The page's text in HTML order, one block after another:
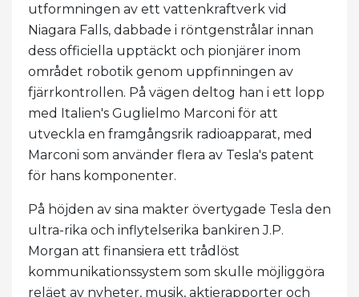
utformningen av ett vattenkraftverk vid
Niagara Falls, dabbade i röntgenstrålar innan
dess officiella upptäckt och pionjärer inom
området robotik genom uppfinningen av
fjärrkontrollen. På vägen deltog han i ett lopp
med Italien's Guglielmo Marconi för att
utveckla en framgångsrik radioapparat, med
Marconi som använder flera av Tesla's patent
för hans komponenter.
På höjden av sina makter övertygade Tesla den
ultra-rika och inflytelserika bankiren J.P.
Morgan att finansiera ett trådlöst
kommunikationssystem som skulle möjliggöra
reläet av nyheter, musik, aktierapporter och